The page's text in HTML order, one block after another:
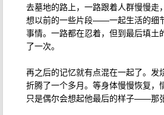
去墓地的路上，一路跟着人群慢慢走
想以前的一些片段——一起生活的细
事情。一路都在忍着，但到最后填土
了一次。
再之后的记忆就有点混在一起了。发
折腾了一个多月。等身体慢慢恢复，
只是偶尔会想起他最后的样子——那